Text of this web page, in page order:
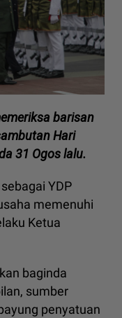
barisan
Hari
31 Ogos lalu.
YDP
memenuhi
Ketua
baginda
sumber
penyatuan